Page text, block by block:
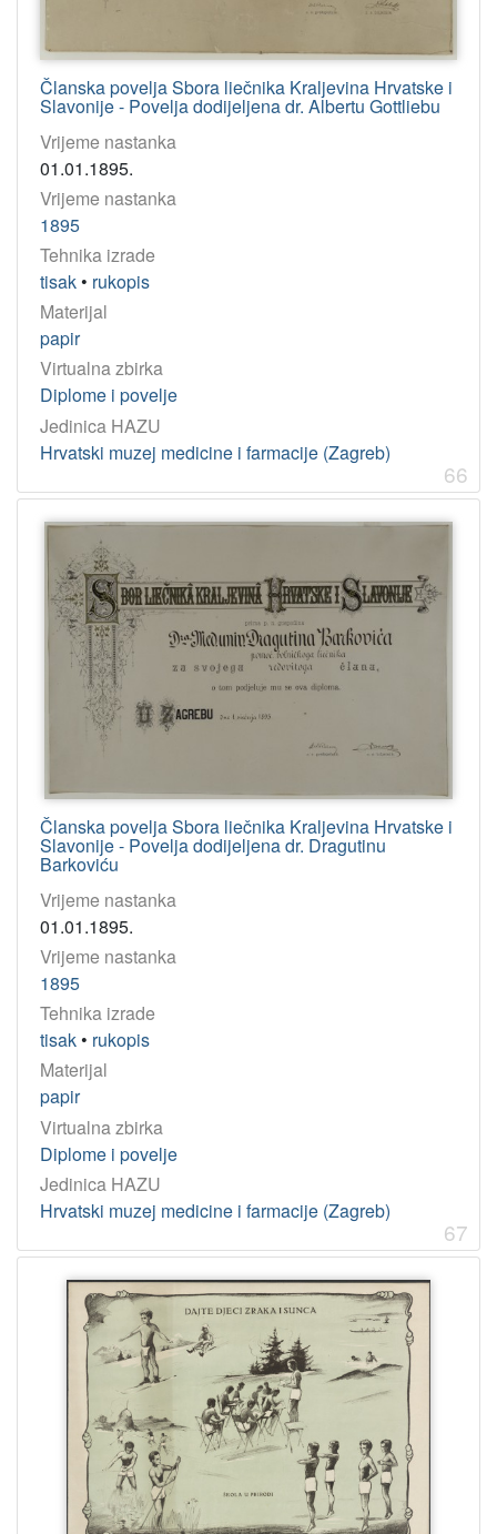
Članska povelja Sbora liečnika Kraljevina Hrvatske i
Slavonije - Povelja dodijeljena dr. Albertu Gottliebu
Vrijeme nastanka
01.01.1895.
Vrijeme nastanka
1895
Tehnika izrade
tisak • rukopis
Materijal
papir
Virtualna zbirka
Diplome i povelje
Jedinica HAZU
Hrvatski muzej medicine i farmacije (Zagreb)
66
Članska povelja Sbora liečnika Kraljevina Hrvatske i
Slavonije - Povelja dodijeljena dr. Dragutinu
Barkoviću
Vrijeme nastanka
01.01.1895.
Vrijeme nastanka
1895
Tehnika izrade
tisak • rukopis
Materijal
papir
Virtualna zbirka
Diplome i povelje
Jedinica HAZU
Hrvatski muzej medicine i farmacije (Zagreb)
67